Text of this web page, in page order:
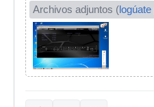
Archivos adjuntos (logúate